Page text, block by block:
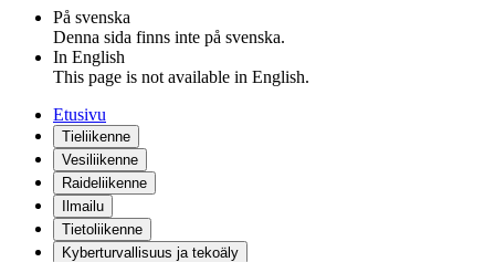
På svenska
Denna sida finns inte på svenska.
In English
This page is not available in English.
Etusivu
Tieliikenne
Vesiliikenne
Raideliikenne
Ilmailu
Tietoliikenne
Kyberturvallisuus ja tekoäly